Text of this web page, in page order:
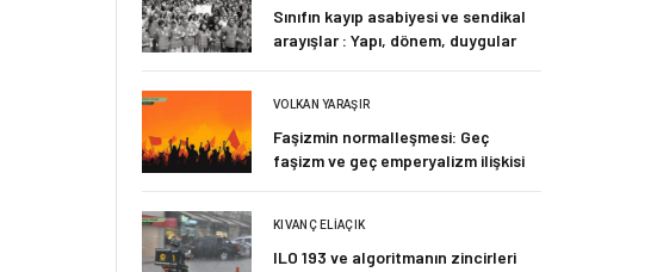
Sınıfın kayıp asabiyesi ve sendikal
arayışlar : Yapı, dönem, duygular
VOLKAN YARAŞIR
Faşizmin normalleşmesi: Geç
faşizm ve geç emperyalizm ilişkisi
KIVANÇ ELIAÇIK
ILO 193 ve algoritmanın zincirleri